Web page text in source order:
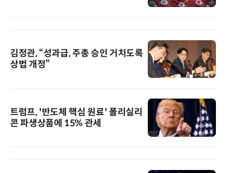
김정관, “성과급, 주총 승인 거치도록
상법 개정”
트럼프, '반도체 핵심 원료' 폴리실리
콘 파생상품에 15% 관세